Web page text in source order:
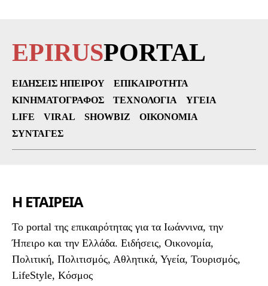
EPIRUSPORTAL
ΕΙΔΉΣΕΙΣ ΗΠΕΊΡΟΥ
ΕΠΙΚΑΙΡΌΤΗΤΑ
ΚΙΝΗΜΑΤΟΓΡΆΦΟΣ
ΤΕΧΝΟΛΟΓΊΑ
ΥΓΕΊΑ
LIFE
VIRAL SHOWBIZ
ΟΙΚΟΝΟΜΊΑ
ΣΥΝΤΑΓΈΣ
Η ΕΤΑΙΡΕΙΑ
To portal της επικαιρότητας για τα Ιωάννινα, την
Ήπειρο και την Ελλάδα. Ειδήσεις, Οικονομία,
Πολιτική, Πολιτισμός, Αθλητικά, Υγεία, Τουρισμός,
LifeStyle, Κόσμος